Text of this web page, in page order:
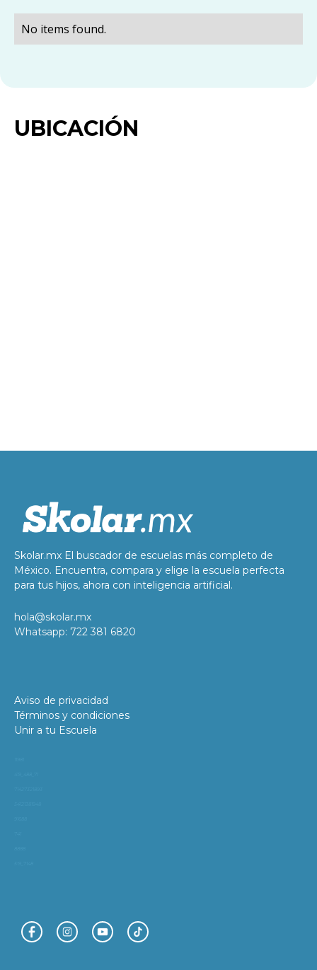
No items found.
UBICACIÓN
Skolar.mx El buscador de escuelas más completo de
México. Encuentra, compara y elige la escuela perfecta
para tus hijos, ahora con inteligencia artificial.
hola@skolar.mx
Whatsapp: 722 381 6820
Aviso de privacidad
Términos y condiciones
Unir a tu Escuela